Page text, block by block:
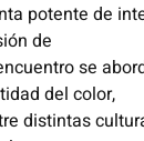
potente de
de
se
del color,
distintas